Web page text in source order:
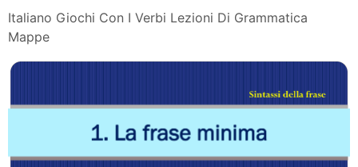
Italiano Giochi Con I Verbi Lezioni Di Grammatica
Mappe